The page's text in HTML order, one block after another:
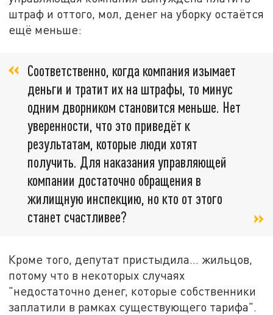
штраф и оттого, мол, денег на уборку остаётся
ещё меньше:
Соответственно, когда компания изымает
деньги и тратит их на штрафы, то минус
одним дворником становится меньше. Нет
уверенности, что это приведёт к
результатам, которые люди хотят
получить. Для наказания управляющей
компании достаточно обращения в
жилищную инспекцию, но кто от этого
станет счастливее?
Кроме того, депутат пристыдила... жильцов,
потому что в некоторых случаях
"недостаточно денег, которые собственники
заплатили в рамках существующего тарифа".